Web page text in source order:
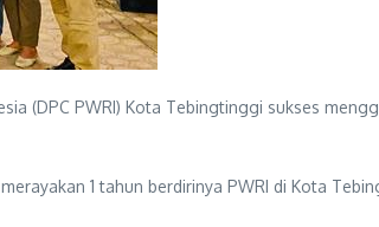
(DPC PWRI) Kota Tebingtinggi sukses
1 tahun berdirinya PWRI di Kota